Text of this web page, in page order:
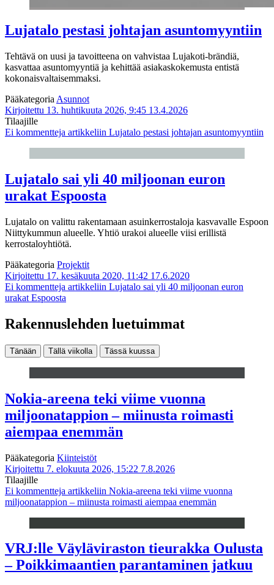
Lujatalo pestasi johtajan asuntomyyntiin
Tehtävä on uusi ja tavoitteena on vahvistaa Lujakoti-brändiä,
kasvattaa asuntomyyntiä ja kehittää asiakaskokemusta entistä
kokonaisvaltaisemmaksi.
Pääkategoria Asunnot
Kirjoitettu 13. huhtikuuta 2026, 9:45 13.4.2026
Tilaajille
Ei kommentteja artikkeliin Lujatalo pestasi johtajan asuntomyyntiin
Lujatalo sai yli 40 miljoonan euron
urakat Espoosta
Lujatalo on valittu rakentamaan asuinkerrostaloja kasvavalle Espoon
Niittykummun alueelle. Yhtiö urakoi alueelle viisi erillistä
kerrostaloyhtiötä.
Pääkategoria Projektit
Kirjoitettu 17. kesäkuuta 2020, 11:42 17.6.2020
Ei kommentteja artikkeliin Lujatalo sai yli 40 miljoonan euron
urakat Espoosta
Rakennuslehden luetuimmat
Tänään Tällä viikolla Tässä kuussa
Nokia-areena teki viime vuonna
miljoonatappion – miinusta roimasti
aiempaa enemmän
Pääkategoria Kiinteistöt
Kirjoitettu 7. elokuuta 2026, 15:22 7.8.2026
Tilaajille
Ei kommentteja artikkeliin Nokia-areena teki viime vuonna
miljoonatappion – miinusta roimasti aiempaa enemmän
VRJ:lle Väyläviraston tieurakka Oulusta
– Poikkimaantien parantaminen jatkuu